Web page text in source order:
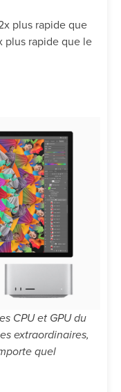
plus rapide que
plus rapide que le
CPU et GPU du
extraordinaires,
quel